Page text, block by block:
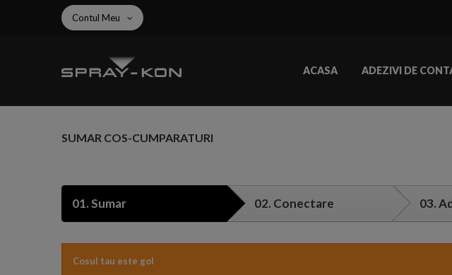
Contul Meu
ACASA ADEZIVI DE
SUMAR COS-CUMPARATURI
01.Sumar 02. Conectare 03.
Cosul tau este gol